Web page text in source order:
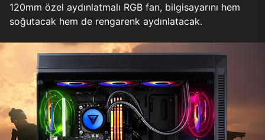
120mm özel aydınlatmalı RGB fan, bilgisayarını hem
soğutacak hem de rengarenk aydınlatacak.